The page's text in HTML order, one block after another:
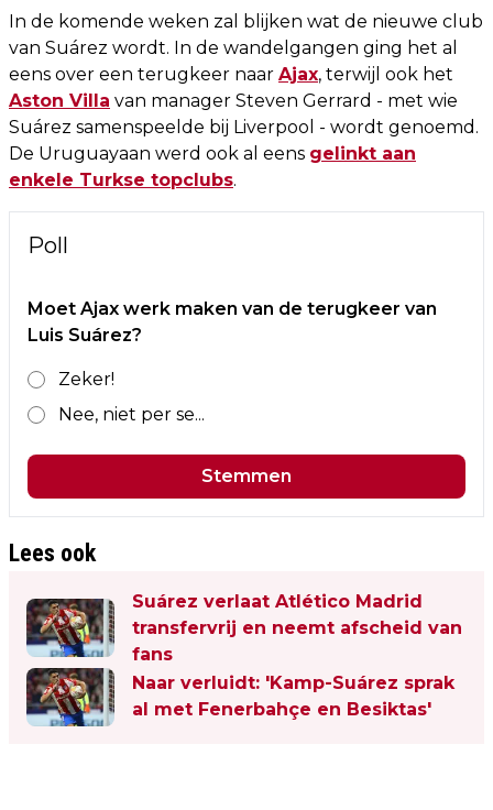
In de komende weken zal blijken wat de nieuwe club
van Suárez wordt. In de wandelgangen ging het al
eens over een terugkeer naar Ajax, terwijl ook het
Aston Villa van manager Steven Gerrard - met wie
Suárez samenspeelde bij Liverpool - wordt genoemd.
De Uruguayaan werd ook al eens gelinkt aan
enkele Turkse topclubs.
Poll
Moet Ajax werk maken van de terugkeer van
Luis Suárez?
Zeker!
Nee, niet per se...
Stemmen
Lees ook
Suárez verlaat Atlético Madrid
transfervrij en neemt afscheid van
fans
Naar verluidt: 'Kamp-Suárez sprak
al met Fenerbahçe en Besiktas'